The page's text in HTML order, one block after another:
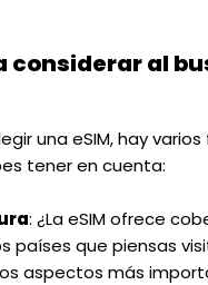
considerar al
una eSIM, hay
tener en cuenta:
: ¿La eSIM ofrece
países que piensas
aspectos más